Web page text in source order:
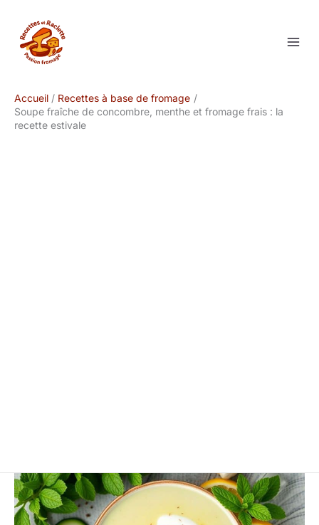
contenu
Accueil
Recettes à base de fromage
Soupe fraîche de concombre, menthe et fromage frais : la
recette estivale